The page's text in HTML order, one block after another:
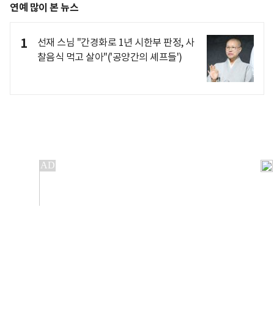
연예 많이 본 뉴스
1
선재 스님 "간경화로 1년 시한부 판정, 사
찰음식 먹고 살아"('공양간의 셰프들')